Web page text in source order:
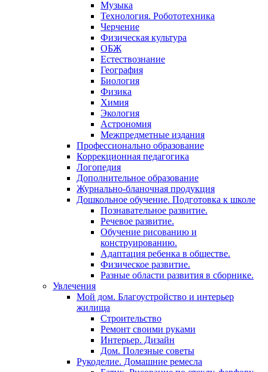
Музыка
Технология. Робототехника
Черчение
Физическая культура
ОБЖ
Естествознание
География
Биология
Физика
Химия
Экология
Астрономия
Межпредметные издания
Профессионально образование
Коррекционная педагогика
Логопедия
Дополнительное образование
Журнально-бланочная продукция
Дошкольное обучение. Подготовка к школе
Познавательное развитие.
Речевое развитие.
Обучение рисованию и
конструированию.
Адаптация ребенка в обществе.
Физическое развитие.
Разные области развития в сборнике.
Увлечения
Мой дом. Благоустройство и интерьер
жилища
Строительство
Ремонт своими руками
Интерьер. Дизайн
Дом. Полезные советы
Рукоделие. Домашние ремесла